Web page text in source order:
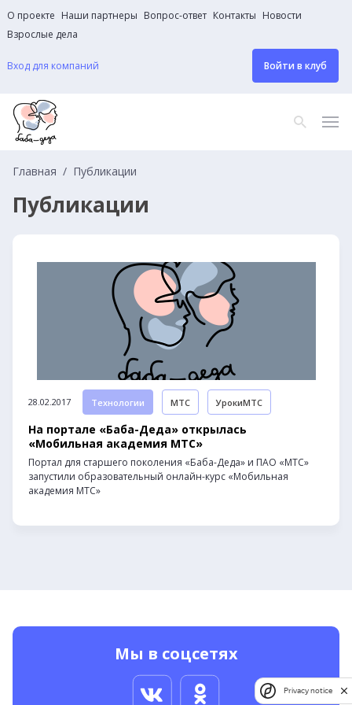
О проекте Наши партнеры Вопрос-ответ Контакты Новости
Взрослые дела
Вход для компаний Войти в клуб
Главная Публикации
Публикации
28.02.2017 Технологии МТС УрокиМТС
На портале «Баба-Деда» открылась
«Мобильная академия МТС»
Портал для старшего поколения «Баба-Деда» и ПАО «МТС»
запустили образовательный онлайн-курс «Мобильная
академия МТС»
Мы в соцсетях
Privacy notice